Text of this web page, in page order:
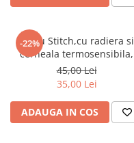
-22%
Stilou Stitch,cu radiera si
cerneala termosensibila,
pastel
45,00 Lei
35,00 Lei
ADAUGA IN COS